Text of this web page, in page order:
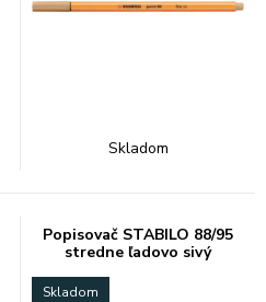
Skladom
Popisovač STABILO 88/95
stredne ľadovo sivý
Skladom